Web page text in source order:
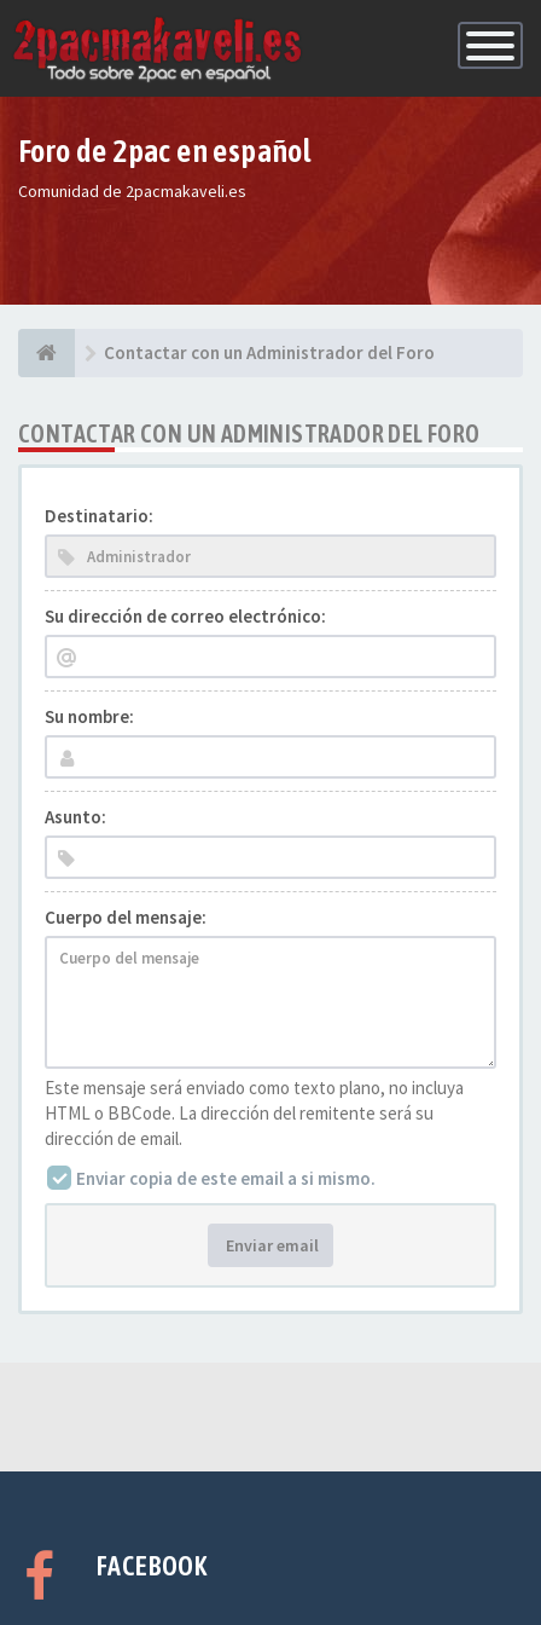
de
Foro de 2pac en español
Comunidad de 2pacmakaveli.es
Contactar con un Administrador del Foro
CONTACTAR CON UN ADMINISTRADOR DEL FORO
Destinatario:
Su dirección de correo electrónico:
Su nombre:
Asunto:
Cuerpo del mensaje:
Este mensaje será enviado como texto plano, no incluya
HTML o BBCode. La dirección del remitente será su
dirección de email.
Enviar copia de este email a si mismo.
Enviar email
FACEBOOK